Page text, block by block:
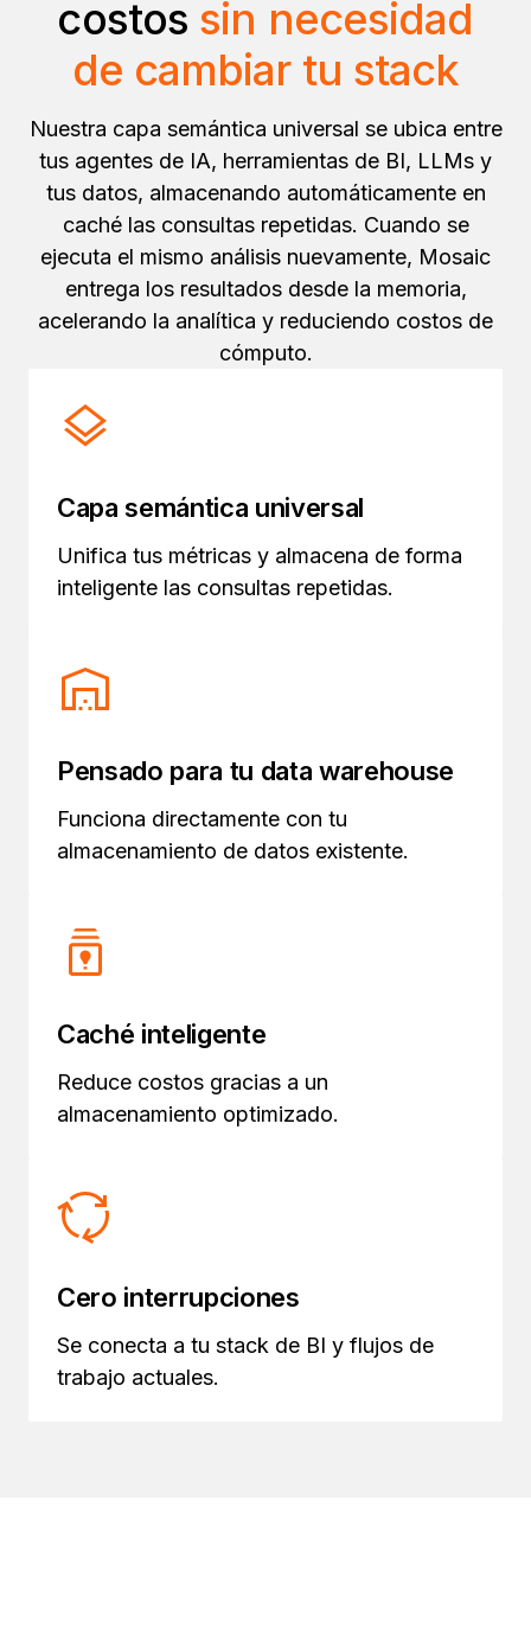
costos sin necesidad
de cambiar tu stack
Nuestra capa semántica universal se ubica entre
tus agentes de IA, herramientas de BI, LLMs y
tus datos, almacenando automáticamente en
caché las consultas repetidas. Cuando se
ejecuta el mismo análisis nuevamente, Mosaic
entrega los resultados desde la memoria,
acelerando la analítica y reduciendo costos de
cómputo.
Capa semántica universal
Unifica tus métricas y almacena de forma
inteligente las consultas repetidas.
Pensado para tu data warehouse
Funciona directamente con tu
almacenamiento de datos existente.
Caché inteligente
Reduce costos gracias a un
almacenamiento optimizado.
Cero interrupciones
Se conecta a tu stack de BI y flujos de
trabajo actuales.